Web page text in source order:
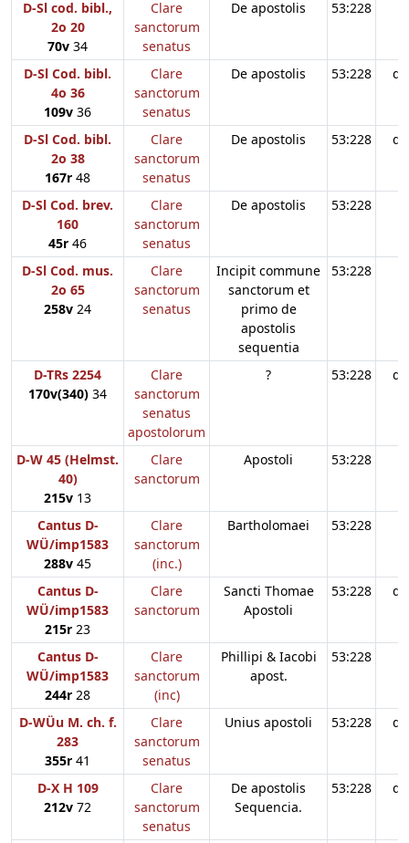
D-Sl cod. bibl.,
2o 20
70v 34
Clare
sanctorum
senatus
De apostolis 53:228
D-Sl Cod. bibl.
4o 36
109v 36
Clare
sanctorum
senatus
De apostolis 53:228
D-Sl Cod. bibl.
2o 38
167r 48
Clare
sanctorum
senatus
De apostolis 53:228
D-Sl Cod. brev.
160
45r 46
Clare
sanctorum
senatus
De apostolis 53:228
D-Sl Cod. mus.
2o 65
258v 24
Clare
sanctorum
senatus
Incipit commune
sanctorum et
primo de
apostolis
sequentia
53:228
D-TRs 2254
170v(340) 34
Clare
sanctorum
senatus
apostolorum
? 53:228
D-W 45 (Helmst.
40)
215v 13
Clare
sanctorum
Apostoli 53:228
Cantus D-
WÜ/imp1583
288v 45
Clare
sanctorum
(inc.)
Bartholomaei 53:228
Cantus D-
WÜ/imp1583
215r 23
Clare
sanctorum
Sancti Thomae
Apostoli
53:228
Cantus D-
WÜ/imp1583
244r 28
Clare
sanctorum
(inc)
Phillipi & Iacobi
apost.
53:228
D-WÜu M. ch. f.
283
355r 41
Clare
sanctorum
senatus
Unius apostoli 53:228
D-X H 109
212v 72
Clare
sanctorum
senatus
De apostolis
Sequencia.
53:228